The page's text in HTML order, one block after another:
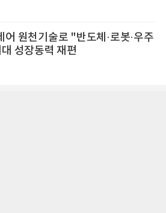
어 원천기술로 "반도체·로봇·우주
성장동력 재편